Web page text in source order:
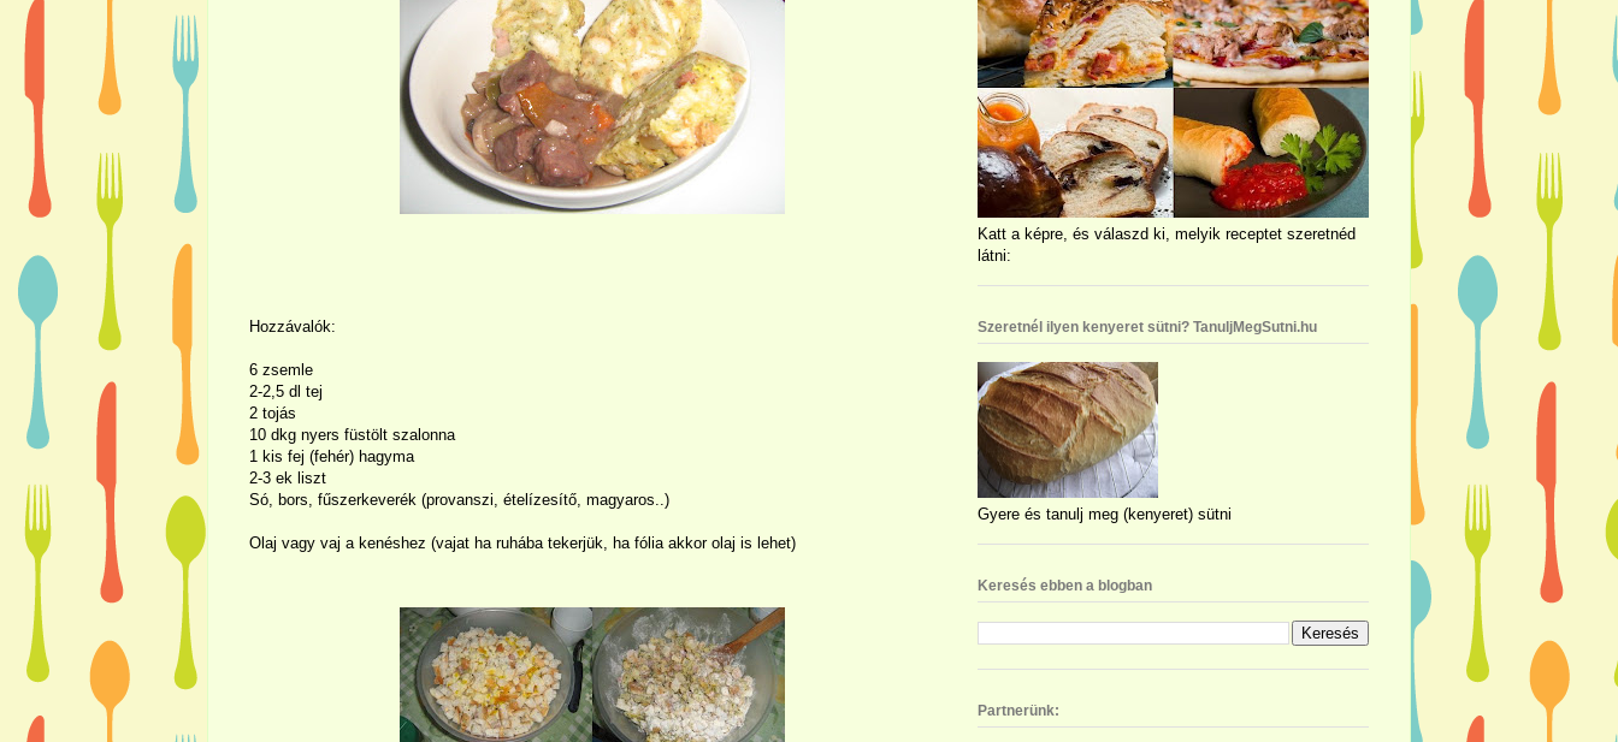
Hozzávalók:
6 zsemle
2-2,5 dl tej
2 tojás
10 dkg nyers füstölt szalonna
1 kis fej (fehér) hagyma
2-3 ek liszt
Só, bors, fűszerkeverék (provanszi, ételízesítő, magyaros..)
Olaj vagy vaj a kenéshez (vajat ha ruhába tekerjük, ha fólia akkor olaj is lehet)
Katt a képre, és válaszd ki, melyik receptet szeretnéd
látni:
Szeretnél ilyen kenyeret sütni? TanuljMegSutni.hu
Gyere és tanulj meg (kenyeret) sütni
Keresés ebben a blogban
Partnerünk: